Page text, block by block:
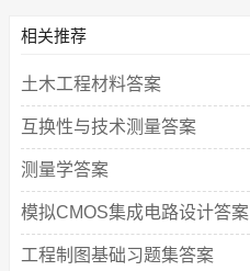
相关推荐
土木工程材料答案
互换性与技术测量答案
测量学答案
模拟CMOS集成电路设计答案
工程制图基础习题集答案